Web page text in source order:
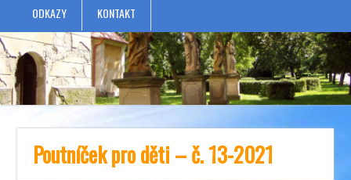
ODKAZY KONTAKT
Poutníček pro děti – č. 13-2021